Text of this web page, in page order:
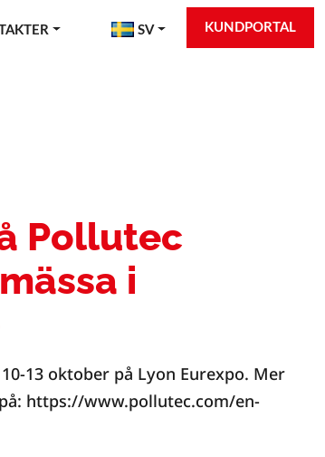
SV KUNDPORTAL
Pollutec
i
13 oktober på Lyon Eurexpo. Mer
https://www.pollutec.com/en-